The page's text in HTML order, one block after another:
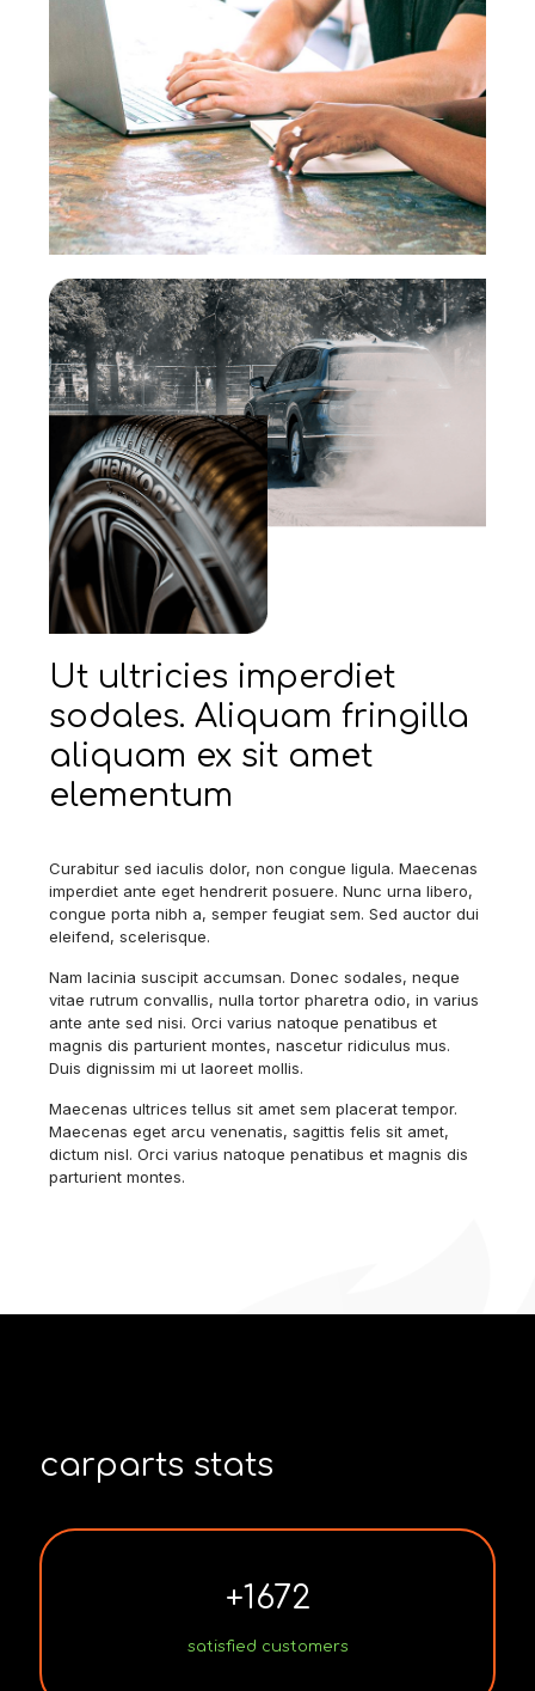
Ut ultricies imperdiet
sodales. Aliquam fringilla
aliquam ex sit amet
elementum
Curabitur sed iaculis dolor, non congue ligula. Maecenas
imperdiet ante eget hendrerit posuere. Nunc urna libero,
congue porta nibh a, semper feugiat sem. Sed auctor dui
eleifend, scelerisque.
Nam lacinia suscipit accumsan. Donec sodales, neque
vitae rutrum convallis, nulla tortor pharetra odio, in varius
ante ante sed nisi. Orci varius natoque penatibus et
magnis dis parturient montes, nascetur ridiculus mus.
Duis dignissim mi ut laoreet mollis.
Maecenas ultrices tellus sit amet sem placerat tempor.
Maecenas eget arcu venenatis, sagittis felis sit amet,
dictum nisl. Orci varius natoque penatibus et magnis dis
parturient montes.
carparts stats
+1672
satisfied customers